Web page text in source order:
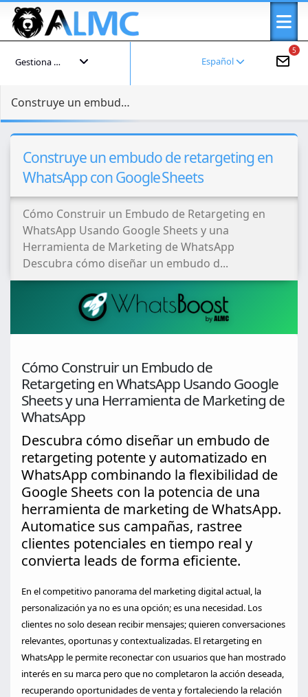
5
Español
Gestiona tu cuenta
Construye un embudo de retargeting en WhatsApp con Google Sheets
Construye un embudo de retargeting en
WhatsApp con Google Sheets
Cómo Construir un Embudo de Retargeting en
WhatsApp Usando Google Sheets y una
Herramienta de Marketing de WhatsApp
Descubra cómo diseñar un embudo d...
Cómo Construir un Embudo de
Retargeting en WhatsApp Usando Google
Sheets y una Herramienta de Marketing de
WhatsApp
Descubra cómo diseñar un embudo de
retargeting potente y automatizado en
WhatsApp combinando la flexibilidad de
Google Sheets con la potencia de una
herramienta de marketing de WhatsApp.
Automatice sus campañas, rastree
clientes potenciales en tiempo real y
convierta leads de forma eficiente.
En el competitivo panorama del marketing digital actual, la
personalización ya no es una opción; es una necesidad. Los
clientes no solo desean recibir mensajes; quieren conversaciones
relevantes, oportunas y contextualizadas. El retargeting en
WhatsApp le permite reconectar con usuarios que han mostrado
interés en su marca pero que no completaron la acción deseada,
recuperando oportunidades de venta y fortaleciendo la relación